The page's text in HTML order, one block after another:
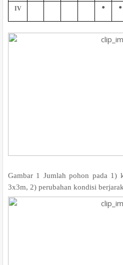
IV • •
Gambar 1 Jumlah pohon pada 1)
3x3m, 2) perubahan kondisi